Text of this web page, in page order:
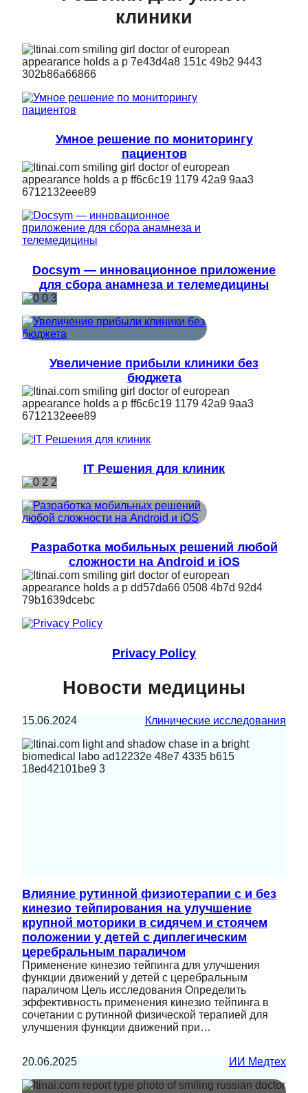
клиники
Умное решение по мониторингу
пациентов
Docsym — инновационное приложение
для сбора анамнеза и телемедицины
Увеличение прибыли клиники без
бюджета
IT Решения для клиник
Разработка мобильных решений любой
сложности на Android и iOS
Privacy Policy
Новости медицины
15.06.2024 Клинические исследования
Влияние рутинной физиотерапии с и без
кинезио тейпирования на улучшение
крупной моторики в сидячем и стоячем
положении у детей с диплегическим
церебральным параличом
Применение кинезио тейпинга для улучшения
функции движений у детей с церебральным
параличом Цель исследования Определить
эффективность применения кинезио тейпинга в
сочетании с рутинной физической терапией для
улучшения функции движений при…
20.06.2025 ИИ Медтех